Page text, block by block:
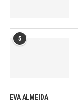
5
EVA ALMEIDA